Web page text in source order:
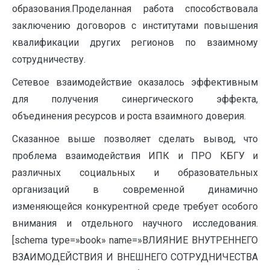
образования.Проделанная работа способствовала
заключению договоров с институтами повышения
квалификации других регионов по взаимному
сотрудничеству.
Сетевое взаимодействие оказалось эффективным
для получения синергического эффекта,
объединения ресурсов и роста взаимного доверия.
Сказанное выше позволяет сделать вывод, что
проблема взаимодействия ИПК и ПРО КБГУ и
различных социальных и образовательных
организаций в современной динамично
изменяющейся конкурентной среде требует особого
внимания и отдельного научного исследования.
[schema type=»book» name=»ВЛИЯНИЕ ВНУТРЕННЕГО
ВЗАИМОДЕЙСТВИЯ И ВНЕШНЕГО СОТРУДНИЧЕСТВА